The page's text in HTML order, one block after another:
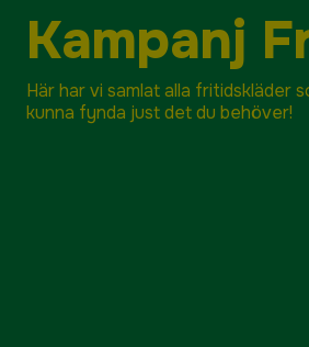
Kampanj
Här har vi samlat alla fritidskläder
kunna fynda just det du behöver!